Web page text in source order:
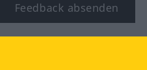
Feedback absenden